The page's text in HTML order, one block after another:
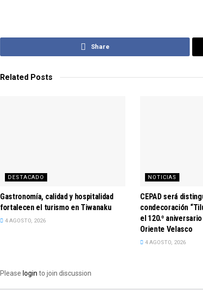
Share
Related Posts
DESTACADO
Gastronomía, calidad y hospitalidad
fortalecen el turismo en Tiwanaku
4 AGOSTO, 2026
NOTICIAS
CEPAD será
condecoración
el 120.º
Oriente Velasco
4 AGOSTO, 2026
Please login to join discussion